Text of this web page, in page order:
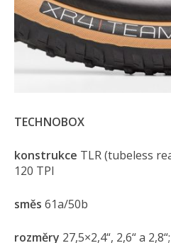
TECHNOBOX
konstrukce TLR (tubeless
120 TPI
směs 61a/50b
rozměry 27,5×2,4“, 2,6“ a